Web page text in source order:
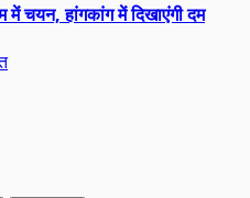
में चयन, हांगकांग में दिखाएंगी दम